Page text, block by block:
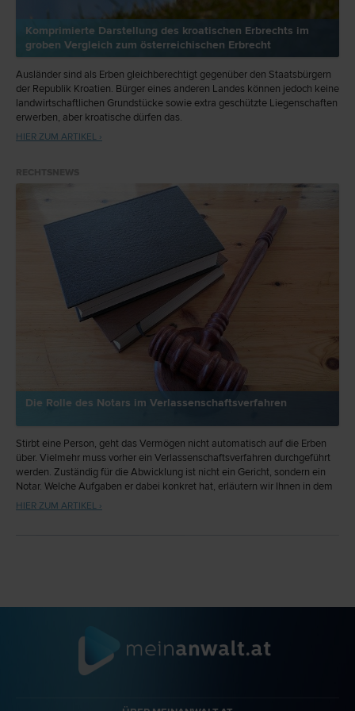
Komprimierte Darstellung des kroatischen Erbrechts im
groben Vergleich zum österreichischen Erbrecht
Ausländer sind als Erben gleichberechtigt gegenüber den Staatsbürgern
der Republik Kroatien. Bürger eines anderen Landes können jedoch keine
landwirtschaftlichen Grundstücke sowie extra geschützte Liegenschaften
erwerben, aber kroatische dürfen das.
HIER ZUM ARTIKEL ›
Die Rolle des Notars im Verlassenschaftsverfahren
Stirbt eine Person, geht das Vermögen nicht automatisch auf die Erben
über. Vielmehr muss vorher ein Verlassenschaftsverfahren durchgeführt
werden. Zuständig für die Abwicklung ist nicht ein Gericht, sondern ein
Notar. Welche Aufgaben er dabei konkret hat, erläutern wir Ihnen in dem
folgenden Beitrag.
HIER ZUM ARTIKEL ›